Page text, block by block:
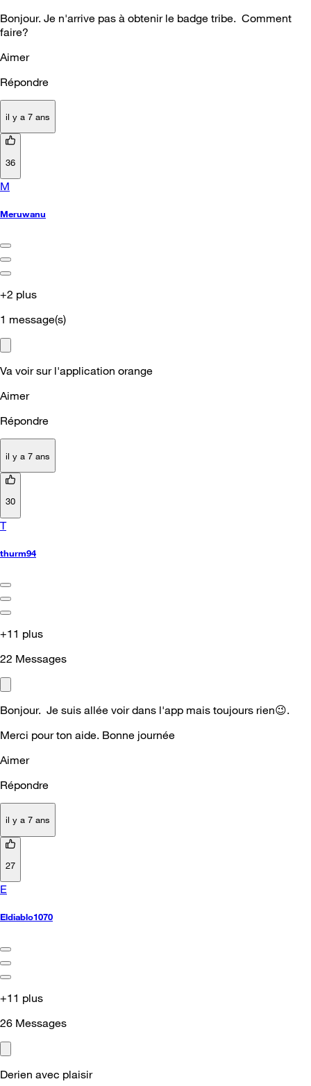
Bonjour. Je n'arrive pas à obtenir le badge tribe. Comment
faire?
Aimer
Répondre
il y a 7 ans
36
M
Meruwanu
+2 plus
1 message(s)
Va voir sur l'application orange
Aimer
Répondre
il y a 7 ans
30
T
thurm94
+11 plus
22 Messages
Bonjour. Je suis allée voir dans l'app mais toujours rien😉.
Merci pour ton aide. Bonne journée
Aimer
Répondre
il y a 7 ans
27
E
Eldiablo1070
+11 plus
26 Messages
Derien avec plaisir